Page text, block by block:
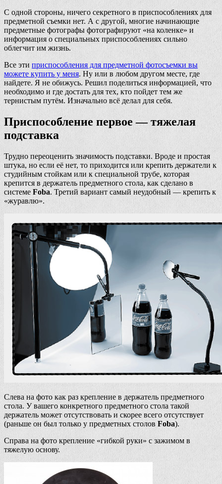
С одной стороны, ничего секретного в приспособлениях для
предметной съемки нет. А с другой, многие начинающие
предметные фотографы фотографируют «на коленке» и
информация о специальных приспособлениях сильно
облегчит им жизнь.
Все эти приспособления для предметной фотосъемки вы
можете купить у меня. Ну или в любом другом месте, где
найдете. Я не обижусь. Решил поделиться информацией, что
необходимо и где достать для тех, кто пойдет тем же
тернистым путём. Изначально всё делал для себя.
Приспособление первое — тяжелая
подставка
Трудно переоценить значимость подставки. Вроде и простая
штука, но если её нет, то приходится или крепить держатели к
студийным стойкам или к специальной трубе, которая
крепится в держатель предметного стола, как сделано в
системе Foba. Третий вариант самый неудобный — крепить к
«журавлю».
Слева на фото как раз крепление в держатель предметного
стола. У вашего конкретного предметного стола такой
держатель может отсутствовать и скорее всего отсутствует
(раньше он был только у предметных столов Foba).
Справа на фото крепление «гибкой руки» с зажимом в
тяжелую основу.